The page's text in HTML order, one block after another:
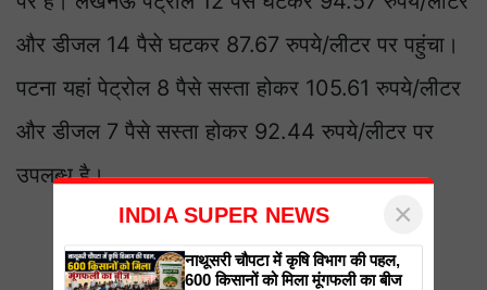
और डीजल 14 पैसे घटकर 87.67 रुपये/लीटर पर पहुंचा।
पटना यहां पेट्रोल 8 पैसे सस्ता होकर 105.61 रुपये/लीटर
और डीजल 7 पैसे सस्ता होकर 92.44 रुपये/लीटर पर
उपलब्ध है।
INDIA SUPER NEWS ×
नाथूसरी चौपटा में कृषि विभाग की पहल,
600 किसानों को मिला मूंगफली का बीज